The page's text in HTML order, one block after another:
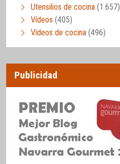
Utensilios de cocina (1.657)
Vídeos (405)
Vídeos de cocina (496)
Publicidad